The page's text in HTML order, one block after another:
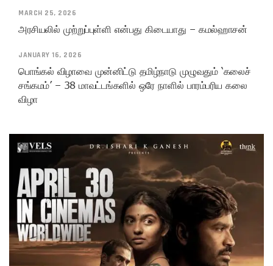
MARCH 25, 2026
அரசியலில் முற்றுப்புள்ளி என்பது கிடையாது – கமல்ஹாசன்
JANUARY 16, 2026
பொங்கல் விழாவை முன்னிட்டு தமிழ்நாடு முழுவதும் ‘கலைச்
சங்கமம்’ – 38 மாவட்டங்களில் ஒரே நாளில் பாரம்பரிய கலை
விழா